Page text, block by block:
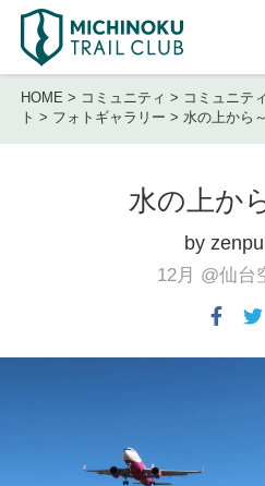
HOME > コミュニティ > コミュニテ
ト > フォトギャラリー >水の上から
水の上か
by
12月 @仙台